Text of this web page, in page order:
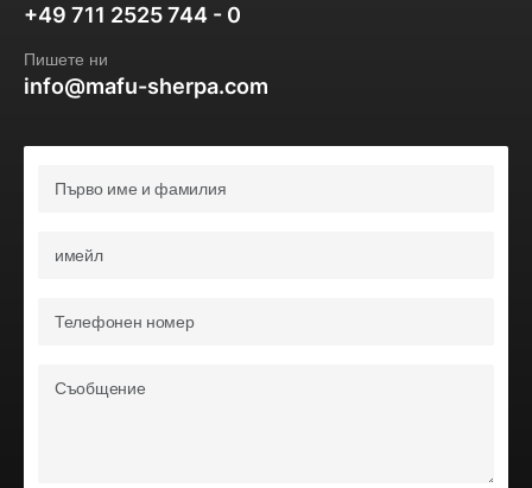
+49 711 2525 744 - 0
Пишете ни
info@mafu-sherpa.com